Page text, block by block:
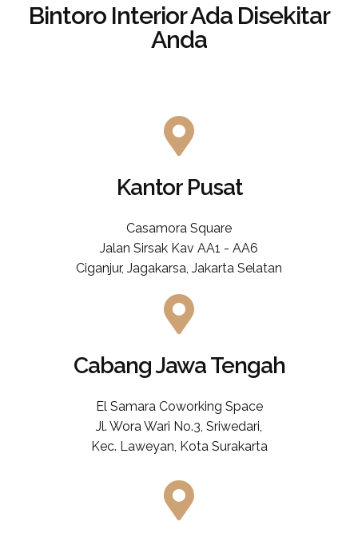
Bintoro InteriorAda Disekitar
Anda
Kantor Pusat
Casamora Square
Jalan Sirsak Kav AA1 - AA6
Ciganjur, Jagakarsa, Jakarta Selatan
Cabang Jawa Tengah
El Samara Coworking Space
Jl. Wora Wari No.3, Sriwedari,
Kec. Laweyan, Kota Surakarta